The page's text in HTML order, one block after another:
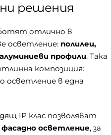
решения
отлично в
осветление: полилеи,
профили. Така
композиция:
осветление в една
IP клас позволяват
фасадно осветление, за